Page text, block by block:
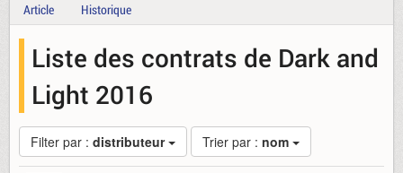
Article Historique
Liste des contrats de Dark and
Light 2016
Filter par : distributeur Trier par : nom